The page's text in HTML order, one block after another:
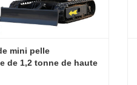
mini pelle
de 1,2 tonne de haute